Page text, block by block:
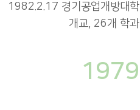
1982.2.17 경기공업개방대학
개교, 26개 학과
1979